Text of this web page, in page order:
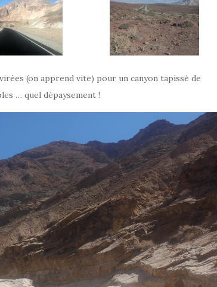
(on apprend vite) pour un canyon tapissé de
… quel dépaysement !